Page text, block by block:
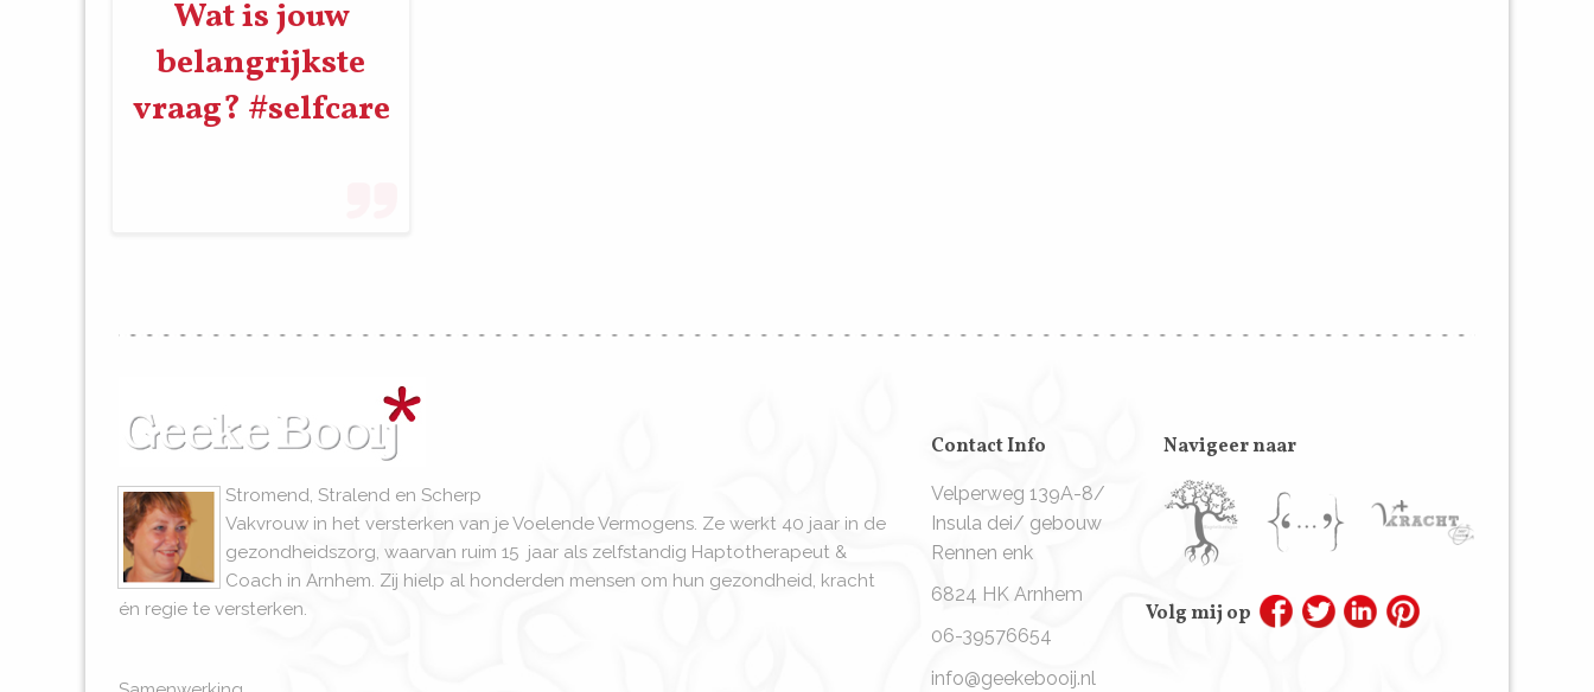
Wat is jouw
belangrijkste
vraag? #selfcare
Stromend, Stralend en Scherp
Vakvrouw in het versterken van je Voelende Vermogens. Ze werkt 40 jaar in de
gezondheidszorg, waarvan ruim 15 jaar als zelfstandig Haptotherapeut &
Coach in Arnhem. Zij hielp al honderden mensen om hun gezondheid, kracht
én regie te versterken.
Contact Info
Velperweg 139A-8/
Insula dei/ gebouw
Rennen enk
6824 HK Arnhem
06-39576654
info@geekebooij.nl
Navigeer naar
Volg mij op